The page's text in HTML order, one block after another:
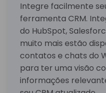
Integre facilmente
ferramenta CRM.
do HubSpot,
muito mais estão
contatos e chats do
para ter uma visão
informações